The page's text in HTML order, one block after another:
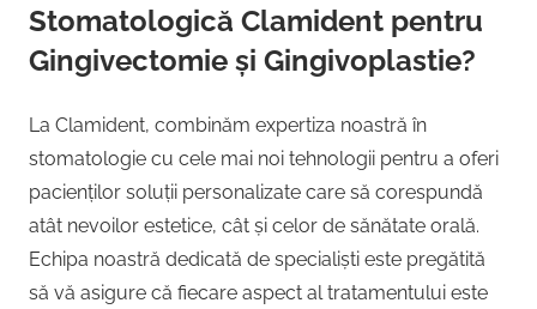
Stomatologică Clamident pentru
Gingivectomie și Gingivoplastie?
La Clamident, combinăm expertiza noastră în
stomatologie cu cele mai noi tehnologii pentru a oferi
pacienților soluții personalizate care să corespundă
atât nevoilor estetice, cât și celor de sănătate orală.
Echipa noastră dedicată de specialiști este pregătită
să vă asigure că fiecare aspect al tratamentului este